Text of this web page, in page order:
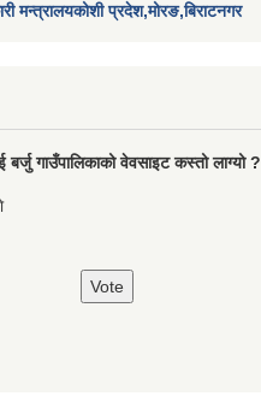
मन्त्रालयकोशी प्रदेश,मोरङ,बिराटनगर
बर्जु गाउँपालिकाको वेवसाइट कस्तो लाग्यो ?